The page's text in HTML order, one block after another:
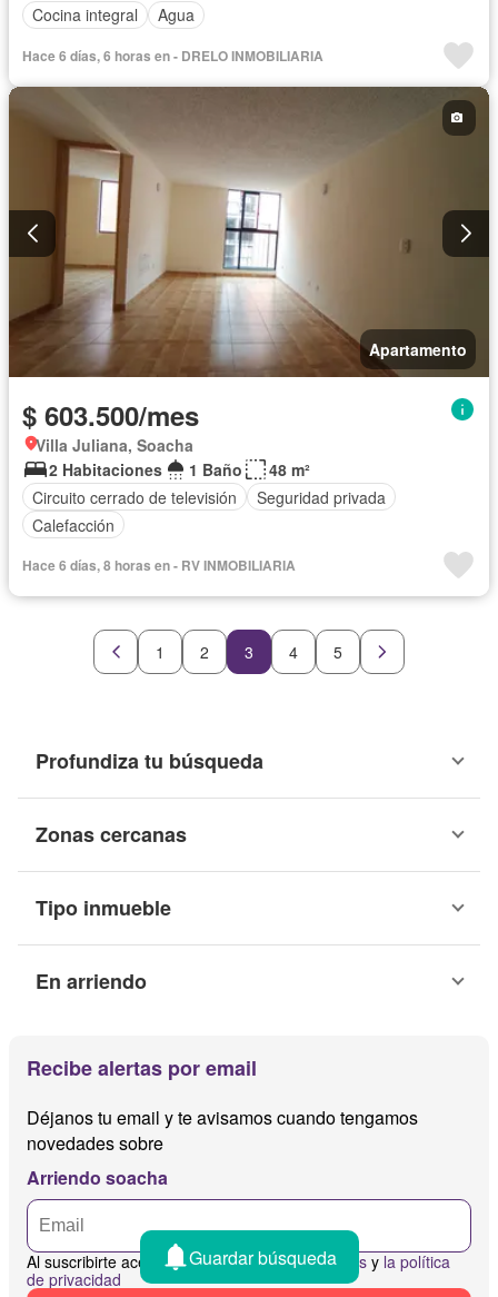
Cocina integral
Agua
Hace 6 días, 6 horas en - DRELO INMOBILIARIA
Apartamento
$ 603.500/mes
Villa Juliana, Soacha
2 Habitaciones
1 Baño
48 m²
Circuito cerrado de televisión
Seguridad privada
Calefacción
Hace 6 días, 8 horas en - RV INMOBILIARIA
1 2 3 4 5
Profundiza tu búsqueda
Zonas cercanas
Tipo inmueble
En arriendo
Recibe alertas por email
Déjanos tu email y te avisamos cuando tengamos
novedades sobre
Arriendo soacha
Al suscribirte aceptaslos términos y condiciones y la política
de privacidad
Guardar búsqueda